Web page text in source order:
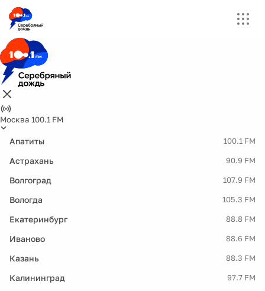
Москва 100.1 FM
Апатиты 100.1 FM
Астрахань 90.9 FM
Волгоград 107.9 FM
Вологда 105.3 FM
Екатеринбург 88.8 FM
Иваново 88.6 FM
Казань 88.3 FM
Калининград 97.7 FM